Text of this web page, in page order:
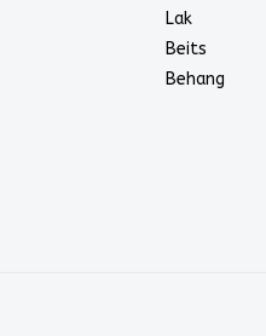
Lak
Beits
Behang